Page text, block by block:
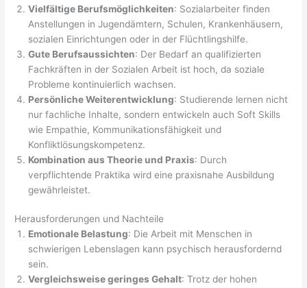
Vielfältige Berufsmöglichkeiten: Sozialarbeiter finden
Anstellungen in Jugendämtern, Schulen, Krankenhäusern,
sozialen Einrichtungen oder in der Flüchtlingshilfe.
Gute Berufsaussichten: Der Bedarf an qualifizierten
Fachkräften in der Sozialen Arbeit ist hoch, da soziale
Probleme kontinuierlich wachsen.
Persönliche Weiterentwicklung: Studierende lernen nicht
nur fachliche Inhalte, sondern entwickeln auch Soft Skills
wie Empathie, Kommunikationsfähigkeit und
Konfliktlösungskompetenz.
Kombination aus Theorie und Praxis: Durch
verpflichtende Praktika wird eine praxisnahe Ausbildung
gewährleistet.
Herausforderungen und Nachteile
Emotionale Belastung: Die Arbeit mit Menschen in
schwierigen Lebenslagen kann psychisch herausfordernd
sein.
Vergleichsweise geringes Gehalt: Trotz der hohen